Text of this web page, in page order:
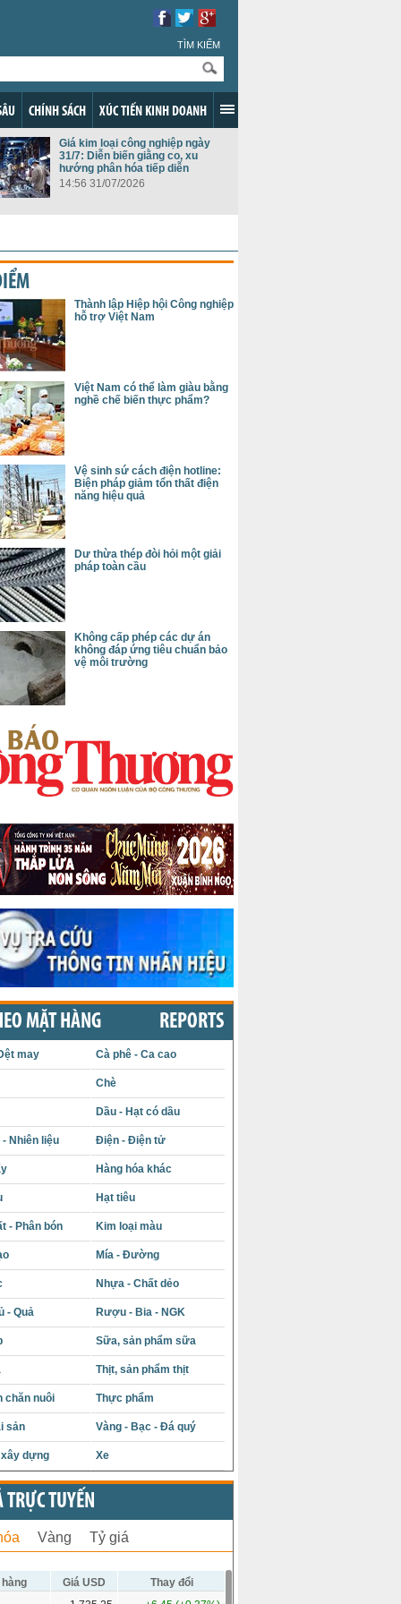
TÌM KIẾM
CHÍNH SÁCH XÚC TIẾN KINH DOANH
Giá kim loại công nghiệp ngày
31/7: Diễn biến giằng co, xu
hướng phân hóa tiếp diễn
14:56 31/07/2026
Thành lập Hiệp hội Công nghiệp
hỗ trợ Việt Nam
Việt Nam có thể làm giàu bằng
nghề chế biến thực phẩm?
Vệ sinh sứ cách điện hotline:
Biện pháp giảm tổn thất điện
năng hiệu quả
Dư thừa thép đòi hỏi một giải
pháp toàn cầu
Không cấp phép các dự án
không đáp ứng tiêu chuẩn bảo
vệ môi trường
MẶT HÀNG REPORTS
may Cà phê - Ca cao
Chè
Dầu - Hạt có dầu
- Nhiên liệu Điện - Điện tử
Hàng hóa khác
Hạt tiêu
- Phân bón Kim loại màu
Mía - Đường
Nhựa - Chất dẻo
- Quả Rượu - Bia - NGK
Sữa, sản phẩm sữa
Thịt, sản phẩm thịt
chăn nuôi Thực phẩm
sản Vàng - Bạc - Đá quý
dựng Xe
TRỰC TUYẾN
Vàng Tỷ giá
Giá USD
Thay đổi